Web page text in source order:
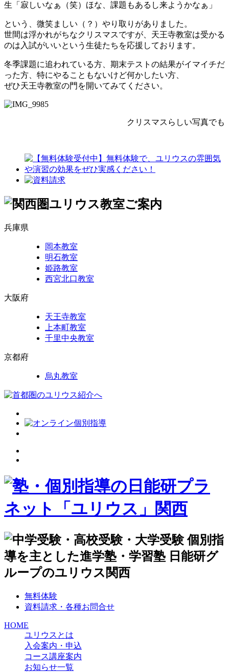
生「寂しいなぁ（笑）ほな、課題もあるし来ようかなぁ」
という、微笑ましい（？）やり取りがありました。
世間は浮かれがちなクリスマスですが、天王寺教室は受かる
のは入試がいいという生徒たちを応援しております。
冬季課題に追われている方、期末テストの結果がイマイチだ
った方、特にやることもないけど何かしたい方、
ぜひ天王寺教室の門を開いてみてください。
クリスマスらしい写真でも
兵庫県
岡本教室
明石教室
姫路教室
西宮北口教室
大阪府
天王寺教室
上本町教室
千里中央教室
京都府
烏丸教室
無料体験
資料請求・各種お問合せ
HOME
ユリウスとは
入会案内・申込
コース講座案内
お知らせ一覧